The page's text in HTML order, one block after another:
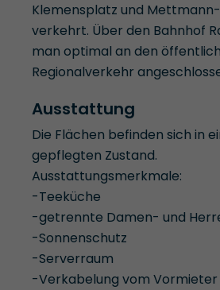
Klemensplatz und
verkehrt. Über den Bahnhof
man optimal an den
Regionalverkehr
Ausstattung
Die Flächen befinden sich in
gepflegten Zustand.
Ausstattungsmerkmale:
-Teeküche
-getrennte Damen- und
-Sonnenschutz
-Serverraum
-Verkabelung vom